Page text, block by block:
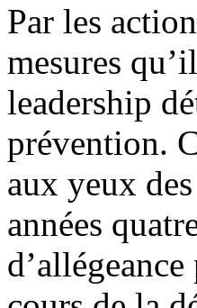
Par les
mesures
leadership
prévention.
aux yeux
années